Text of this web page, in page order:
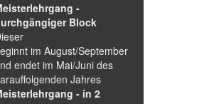
-
Block
im August/September
endet im Mai/Juni des
Jahres
- in 2